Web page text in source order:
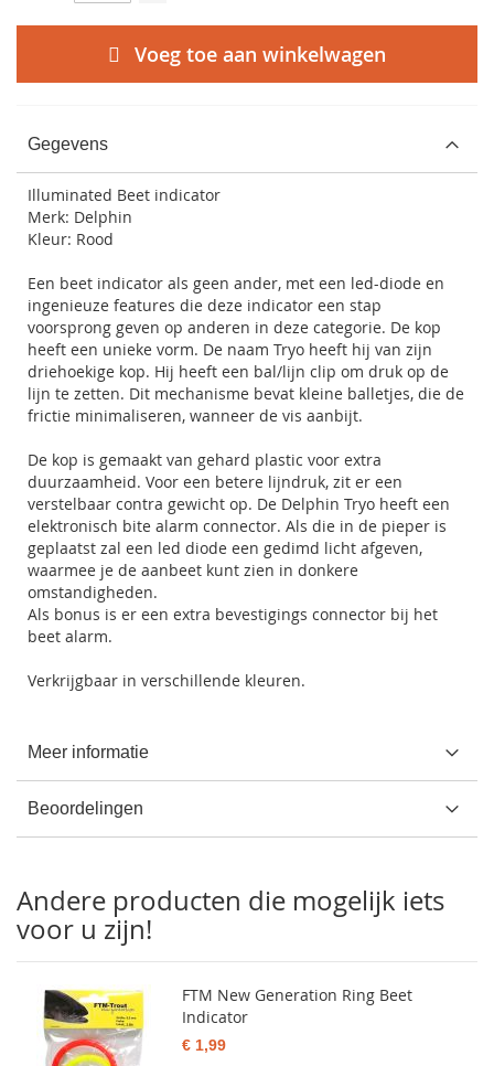
Voeg toe aan winkelwagen
Gegevens
Illuminated Beet indicator
Merk: Delphin
Kleur: Rood
Een beet indicator als geen ander, met een led-diode en
ingenieuze features die deze indicator een stap
voorsprong geven op anderen in deze categorie. De kop
heeft een unieke vorm. De naam Tryo heeft hij van zijn
driehoekige kop. Hij heeft een bal/lijn clip om druk op de
lijn te zetten. Dit mechanisme bevat kleine balletjes, die de
frictie minimaliseren, wanneer de vis aanbijt.
De kop is gemaakt van gehard plastic voor extra
duurzaamheid. Voor een betere lijndruk, zit er een
verstelbaar contra gewicht op. De Delphin Tryo heeft een
elektronisch bite alarm connector. Als die in de pieper is
geplaatst zal een led diode een gedimd licht afgeven,
waarmee je de aanbeet kunt zien in donkere
omstandigheden.
Als bonus is er een extra bevestigings connector bij het
beet alarm.
Verkrijgbaar in verschillende kleuren.
Meer informatie
Beoordelingen
Andere producten die mogelijk iets
voor u zijn!
FTM New Generation Ring Beet
Indicator
€ 1,99